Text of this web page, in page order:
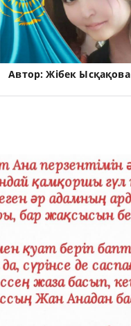
Автор:Жібек Ысқақова